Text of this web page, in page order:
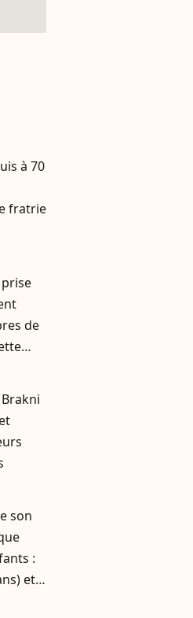
à 70
fratrie
de
son
:
et